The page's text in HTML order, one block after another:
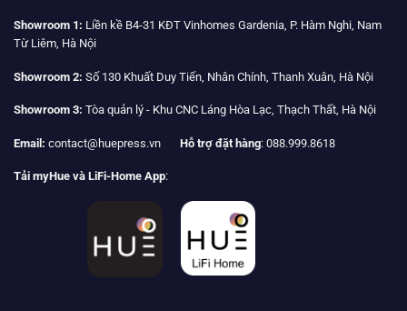
Showroom 1: Liền kề B4-31 KĐT Vinhomes Gardenia, P. Hàm Nghi, Nam
Từ Liêm, Hà Nội
Showroom 2: Số 130 Khuất Duy Tiến, Nhân Chính, Thanh Xuân, Hà Nội
Showroom 3: Tòa quản lý - Khu CNC Láng Hòa Lạc, Thạch Thất, Hà Nội
Email: contact@huepress.vn Hỗ trợ đặt hàng: 088.999.8618
Tải myHue và LiFi-Home App: